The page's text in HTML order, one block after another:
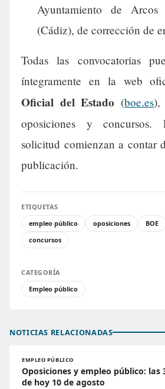
Ayuntamiento de
(Cádiz), de corrección de
Todas las convocatorias
íntegramente en la web
Oficial del Estado (boe.es),
oposiciones y
solicitud comienzan a contar
publicación.
ETIQUETAS
empleo público
oposiciones BOE
concursos
CATEGORÍA
Empleo público
NOTICIAS RELACIONADAS
EMPLEO PÚBLICO
Oposiciones y empleo público: las
de hoy 10 de agosto